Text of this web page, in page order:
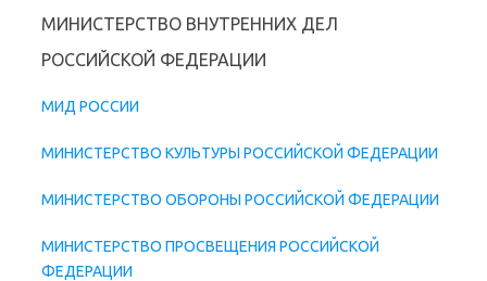
МИНИСТЕРСТВО ВНУТРЕННИХ ДЕЛ
РОССИЙСКОЙ ФЕДЕРАЦИИ
МИД РОССИИ
МИНИСТЕРСТВО КУЛЬТУРЫ РОССИЙСКОЙ ФЕДЕРАЦИИ
МИНИСТЕРСТВО ОБОРОНЫ РОССИЙСКОЙ ФЕДЕРАЦИИ
МИНИСТЕРСТВО ПРОСВЕЩЕНИЯ РОССИЙСКОЙ
ФЕДЕРАЦИИ